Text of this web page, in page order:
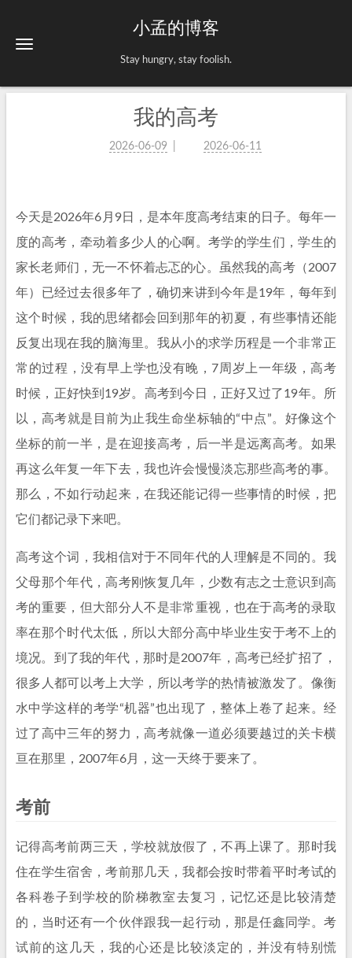
小孟的博客
Stay hungry, stay foolish.
我的高考
2026-06-09 2026-06-11
今天是2026年6月9日，是本年度高考结束的日子。每年一
度的高考，牵动着多少人的心啊。考学的学生们，学生的
家长老师们，无一不怀着忐忑的心。虽然我的高考（2007
年）已经过去很多年了，确切来讲到今年是19年，每年到
这个时候，我的思绪都会回到那年的初夏，有些事情还能
反复出现在我的脑海里。我从小的求学历程是一个非常正
常的过程，没有早上学也没有晚，7周岁上一年级，高考
时候，正好快到19岁。高考到今日，正好又过了19年。所
以，高考就是目前为止我生命坐标轴的“中点”。好像这个
坐标的前一半，是在迎接高考，后一半是远离高考。如果
再这么年复一年下去，我也许会慢慢淡忘那些高考的事。
那么，不如行动起来，在我还能记得一些事情的时候，把
它们都记录下来吧。
高考这个词，我相信对于不同年代的人理解是不同的。我
父母那个年代，高考刚恢复几年，少数有志之士意识到高
考的重要，但大部分人不是非常重视，也在于高考的录取
率在那个时代太低，所以大部分高中毕业生安于考不上的
境况。到了我的年代，那时是2007年，高考已经扩招了，
很多人都可以考上大学，所以考学的热情被激发了。像衡
水中学这样的考学“机器”也出现了，整体上卷了起来。经
过了高中三年的努力，高考就像一道必须要越过的关卡横
亘在那里，2007年6月，这一天终于要来了。
考前
记得高考前两三天，学校就放假了，不再上课了。那时我
住在学生宿舍，考前那几天，我都会按时带着平时考试的
各科卷子到学校的阶梯教室去复习，记忆还是比较清楚
的，当时还有一个伙伴跟我一起行动，那是任鑫同学。考
试前的这几天，我的心还是比较淡定的，并没有特别慌